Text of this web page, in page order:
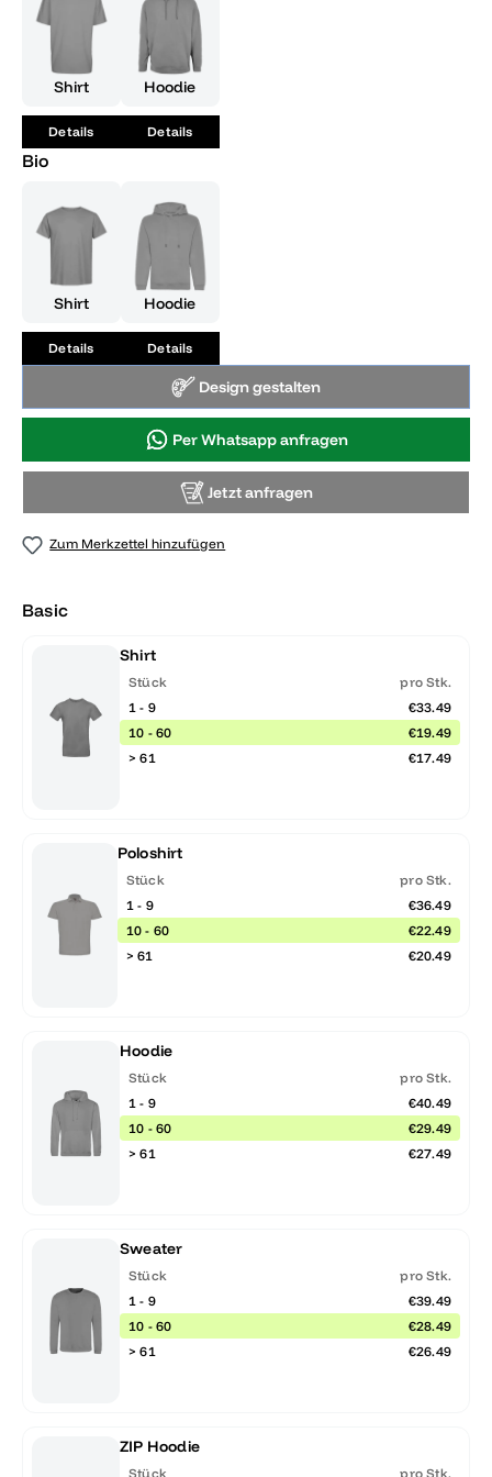
Shirt
Details
Hoodie
Details
Bio
Shirt
Details
Hoodie
Details
Design gestalten
Per Whatsapp anfragen
Jetzt anfragen
Zum Merkzettel hinzufügen
Basic
Shirt
Stück
pro Stk.
1 - 9
€33.49
10 - 60
€19.49
> 61
€17.49
Poloshirt
Stück
pro Stk.
1 - 9
€36.49
10 - 60
€22.49
> 61
€20.49
Hoodie
Stück
pro Stk.
1 - 9
€40.49
10 - 60
€29.49
> 61
€27.49
Sweater
Stück
pro Stk.
1 - 9
€39.49
10 - 60
€28.49
> 61
€26.49
ZIP Hoodie
Stück pro Stk.